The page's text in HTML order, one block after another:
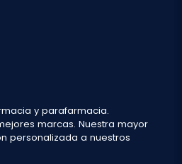
y parafarmacia.
marcas. Nuestra mayor
personalizada a nuestros